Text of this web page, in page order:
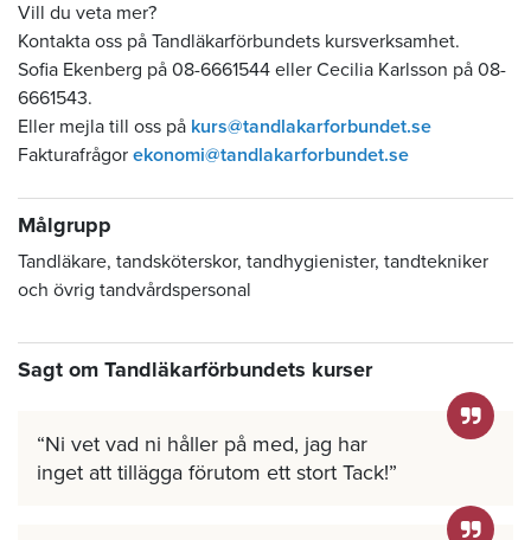
Vill du veta mer?
Kontakta oss på Tandläkarförbundets kursverksamhet.
Sofia Ekenberg på 08-6661544 eller Cecilia Karlsson på 08-
6661543.
Eller mejla till oss på kurs@tandlakarforbundet.se
Fakturafrågor ekonomi@tandlakarforbundet.se
Målgrupp
Tandläkare, tandsköterskor, tandhygienister, tandtekniker
och övrig tandvårdspersonal
Sagt om Tandläkarförbundets kurser
Ni vet vad ni håller på med, jag har
inget att tillägga förutom ett stort Tack!